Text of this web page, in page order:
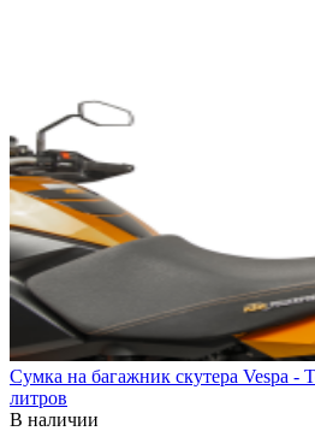
Сумка на багажник скутера Vespa -
литров
В наличии